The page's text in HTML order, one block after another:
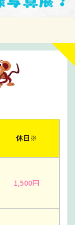
休日※
1,500円